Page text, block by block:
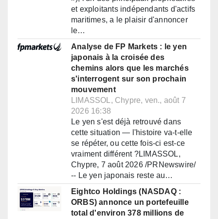
et exploitants indépendants d'actifs
maritimes, a le plaisir d'annoncer
le…
Analyse de FP Markets : le yen
japonais à la croisée des
chemins alors que les marchés
s'interrogent sur son prochain
mouvement
LIMASSOL, Chypre, ven., août 7
2026 16:38
Le yen s'est déjà retrouvé dans
cette situation — l'histoire va-t-elle
se répéter, ou cette fois-ci est-ce
vraiment différent ?LIMASSOL,
Chypre, 7 août 2026 /PRNewswire/
-- Le yen japonais reste au…
Eightco Holdings (NASDAQ :
ORBS) annonce un portefeuille
total d'environ 378 millions de